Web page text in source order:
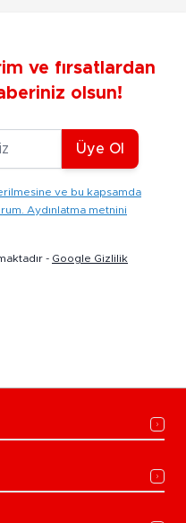
ve fırsatlardan
olsun!
posta Adresiniz
Üye Ol
ve bu kapsamda
Aydınlatma metnini
- Google Gizlilik